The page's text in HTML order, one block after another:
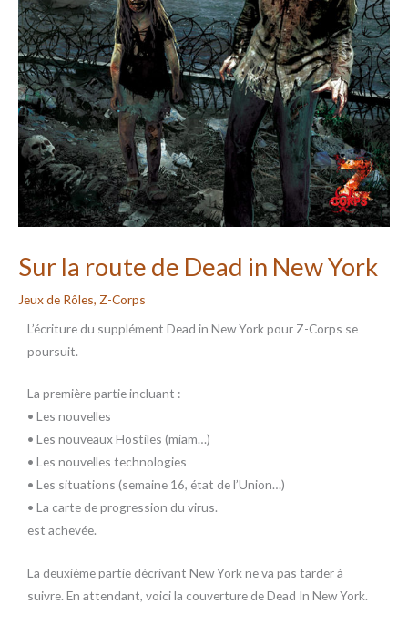
Sur la route de Dead in New York
Jeux de Rôles, Z-Corps
L’écriture du supplément Dead in New York pour Z-Corps se
poursuit.
La première partie incluant :
• Les nouvelles
• Les nouveaux Hostiles (miam…)
• Les nouvelles technologies
• Les situations (semaine 16, état de l’Union…)
• La carte de progression du virus.
est achevée.
La deuxième partie décrivant New York ne va pas tarder à
suivre. En attendant, voici la couverture de Dead In New York.